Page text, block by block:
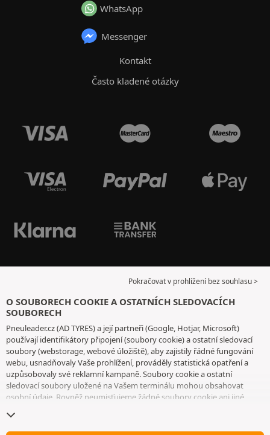
WhatsApp
Messenger
Kontakt
Často kladené otázky
Pokračovat v prohlížení bez souhlasu >
O SOUBORECH COOKIE A OSTATNÍCH SLEDOVACÍCH
SOUBORECH
Pneuleader.cz (AD TYRES) a její partneři (Google, Hotjar, Microsoft)
používají identifikátory připojení (soubory cookie) a ostatní sledovací
soubory (webstorage, webové úložiště), aby zajistily řádné fungování
webu, usnadňovaly Vaše prohlížení, prováděly statistická opatření a
uzpůsobovaly své reklamní kampaně. Soubory cookie a ostatní
sledovací soubory uložené na Vašem terminálu mohou obsahovat
osobní údaje. Rovněž neumisťujeme žádné soubory cookie ani jiné
vyjma těch, které jsou nezbytné pro fungování webu. Vaši volbu
uchováváme po dobu 6 měsíců. Svůj souhlas můžete kdykoliv odvolat